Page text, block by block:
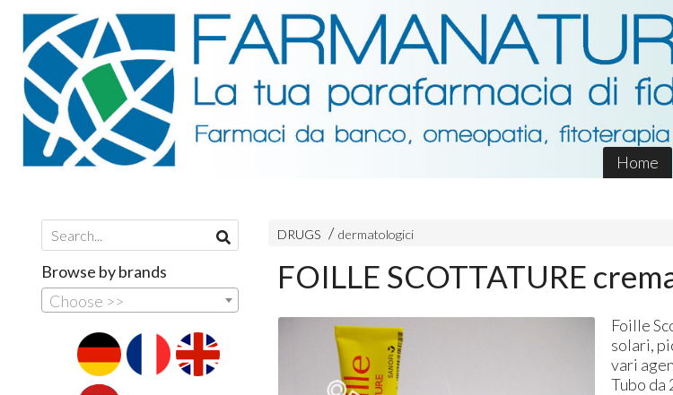
Home
DRUGS dermatologici
FOILLE SCOTTATURE
Foille
solari,
vari
Tubo da
Browse by brands
Choose >>